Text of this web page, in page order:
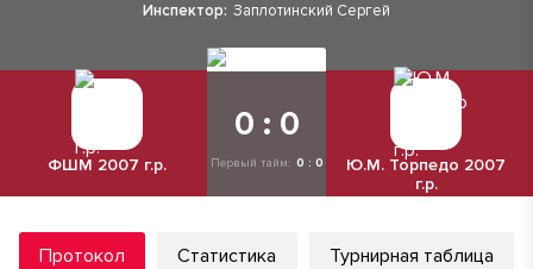
Инспектор: Заплотинский Сергей
ФШМ 2007 г.р.
0 : 0
Первый тайм: 0 : 0
Ю.М. Торпедо 2007
г.р.
Протокол Статистика Турнирная таблица